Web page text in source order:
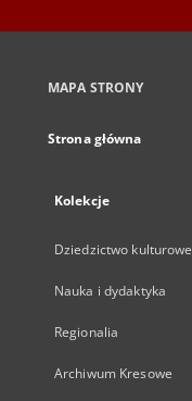
MAPA STRONY
Strona główna
Kolekcje
Dziedzictwo kulturowe
Nauka i dydaktyka
Regionalia
Archiwum Kresowe